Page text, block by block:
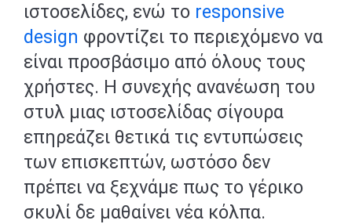
ιστοσελίδες, ενώ το responsive
design φροντίζει το περιεχόμενο να
είναι προσβάσιμο από όλους τους
χρήστες. Η συνεχής ανανέωση του
στυλ μιας ιστοσελίδας σίγουρα
επηρεάζει θετικά τις εντυπώσεις
των επισκεπτών, ωστόσο δεν
πρέπει να ξεχνάμε πως το γέρικο
σκυλί δε μαθαίνει νέα κόλπα.